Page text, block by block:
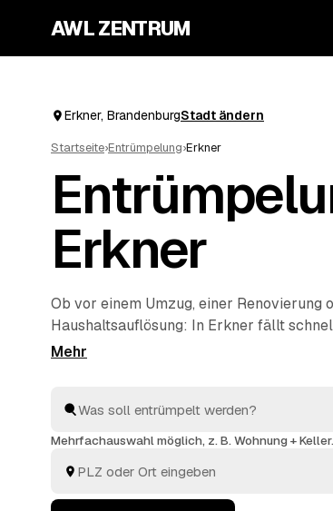
AWL ZENTRUM
Erkner, BrandenburgStadt ändern
Startseite›Entrümpelung›Erkner
Erkner
Ob vor einem Umzug, einer Renovierung
Haushaltsauflösung: In Erkner fällt
wegbekommt. Über AWL geben Sie mit
finden Sie ohne langes Suchen den
Preise im Voraus raten.
Mehrfachauswahl möglich, z. B. Wohnung + Keller.